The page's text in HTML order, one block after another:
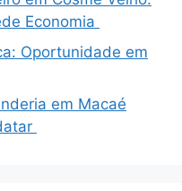
Economia
Oportunidade em
em Macaé